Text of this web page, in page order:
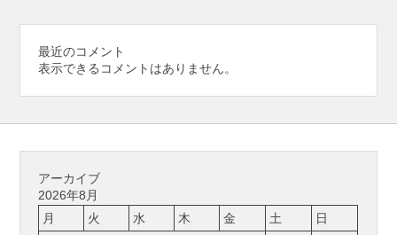
最近のコメント
表示できるコメントはありません。
アーカイブ
2026年8月
月
火 水 木 金 土
日